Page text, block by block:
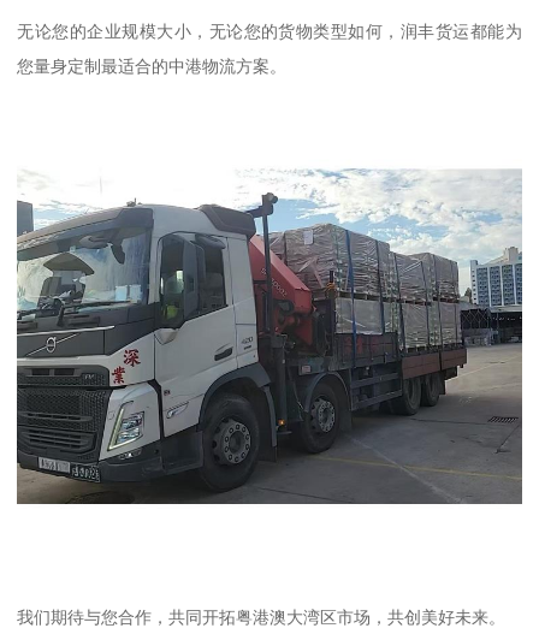
无论您的企业规模大小，无论您的货物类型如何，润丰货运都能为
您量身定制最适合的中港物流方案。
我们期待与您合作，共同开拓粤港澳大湾区市场，共创美好未来。